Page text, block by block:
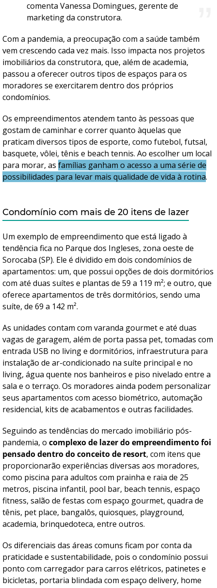
comenta Vanessa Domingues, gerente de
marketing da construtora.
Com a pandemia, a preocupação com a saúde também
vem crescendo cada vez mais. Isso impacta nos projetos
imobiliários da construtora, que, além de academia,
passou a oferecer outros tipos de espaços para os
moradores se exercitarem dentro dos próprios
condomínios.
Os empreendimentos atendem tanto às pessoas que
gostam de caminhar e correr quanto àquelas que
praticam diversos tipos de esporte, como futebol, futsal,
basquete, vôlei, tênis e beach tennis. Ao escolher um local
para morar, as famílias ganham o acesso a uma série de
possibilidades para levar mais qualidade de vida à rotina.
Condomínio com mais de 20 itens de lazer
Um exemplo de empreendimento que está ligado à
tendência fica no Parque dos Ingleses, zona oeste de
Sorocaba (SP). Ele é dividido em dois condomínios de
apartamentos: um, que possui opções de dois dormitórios
com até duas suítes e plantas de 59 a 119 m²; e outro, que
oferece apartamentos de três dormitórios, sendo uma
suíte, de 69 a 142 m².
As unidades contam com varanda gourmet e até duas
vagas de garagem, além de porta passa pet, tomadas com
entrada USB no living e dormitórios, infraestrutura para
instalação de ar-condicionado na suíte principal e no
living, água quente nos banheiros e piso nivelado entre a
sala e o terraço. Os moradores ainda podem personalizar
seus apartamentos com acesso biométrico, automação
residencial, kits de acabamentos e outras facilidades.
Seguindo as tendências do mercado imobiliário pós-
pandemia, o complexo de lazer do empreendimento foi
pensado dentro do conceito de resort, com itens que
proporcionarão experiências diversas aos moradores,
como piscina para adultos com prainha e raia de 25
metros, piscina infantil, pool bar, beach tennis, espaço
fitness, salão de festas com espaço gourmet, quadra de
tênis, pet place, bangalôs, quiosques, playground,
academia, brinquedoteca, entre outros.
Os diferenciais das áreas comuns ficam por conta da
praticidade e sustentabilidade, pois o condomínio possui
ponto com carregador para carros elétricos, patinetes e
bicicletas, portaria blindada com espaço delivery, home